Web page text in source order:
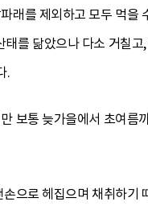
래를 제외하고 모두 먹을
를 닮았으나 다소 거칠
.
보통 늦가을에서 초여름
으로 헤집으며 채취하기